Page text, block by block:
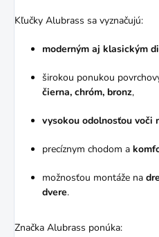
Kľučky Alubrass sa vyznačujú:
moderným aj klasickým
širokou ponukou
čierna, chróm, bronz,
vysokou odolnosťou voči
precíznym chodom a
možnosťou montáže na
dvere.
Značka Alubrass ponúka: